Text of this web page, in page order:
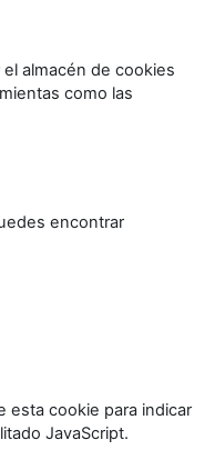
almacén de cookies
como las
encontrar
esta cookie para indicar
JavaScript.